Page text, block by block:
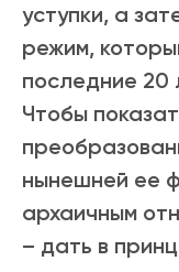
уступки, а
режим,
последние 20
Чтобы
нынешней ее
архаичным
– дать в